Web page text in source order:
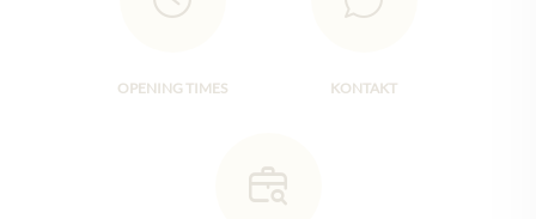
OPENING TIMES KONTAKT